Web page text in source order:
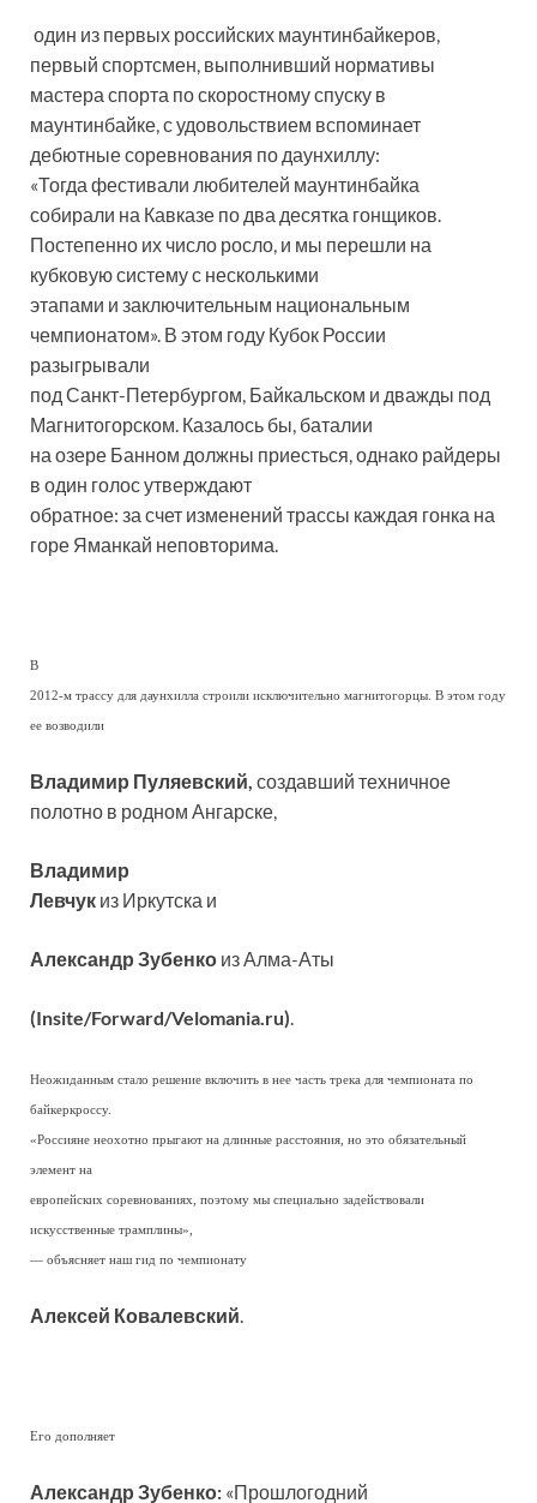
один из первых российских маунтинбайкеров,
первый спортсмен, выполнивший нормативы
мастера спорта по скоростному спуску в
маунтинбайке, с удовольствием вспоминает
дебютные соревнования по даунхиллу:
«Тогда фестивали любителей маунтинбайка
собирали на Кавказе по два десятка гонщиков.
Постепенно их число росло, и мы перешли на
кубковую систему с несколькими
этапами и заключительным национальным
чемпионатом». В этом году Кубок России
разыгрывали
под Санкт-Петербургом, Байкальском и дважды под
Магнитогорском. Казалось бы, баталии
на озере Банном должны приесться, однако райдеры
в один голос утверждают
обратное: за счет изменений трассы каждая гонка на
горе Яманкай неповторима.
В
2012-м трассу для даунхилла строили исключительно магнитогорцы. В этом году
ее возводили
Владимир Пуляевский, создавший техничное
полотно в родном Ангарске,
Владимир
Левчук из Иркутска и
Александр Зубенко из Алма-Аты
(Insite/Forward/Velomania.ru)
Неожиданным стало решение включить в нее часть трека для чемпионата по
байкеркроссу.
«Россияне неохотно прыгают на длинные расстояния, но это обязательный
элемент на
европейских соревнованиях, поэтому мы специально задействовали
искусственные трамплины»,
— объясняет наш гид по чемпионату
Алексей Ковалевский
Его дополняет
Александр Зубенко: «Прошлогодний